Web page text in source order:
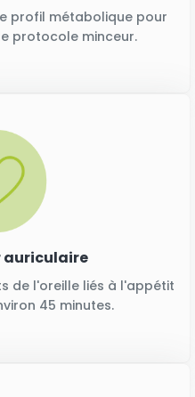
profil métabolique pour
protocole minceur.
auriculaire
de l'oreille liés à l'appétit
45 minutes.